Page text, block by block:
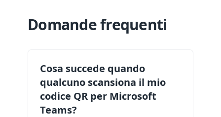
Domande frequenti
Cosa succede quando
qualcuno scansiona il mio
codice QR per Microsoft
Teams?